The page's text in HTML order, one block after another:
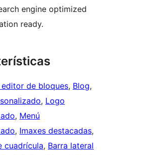
engine optimized
ready.
de bloques, Blog
, Logo
, Menú
, Imaxes destacadas
cuadrícula, Barra lateral